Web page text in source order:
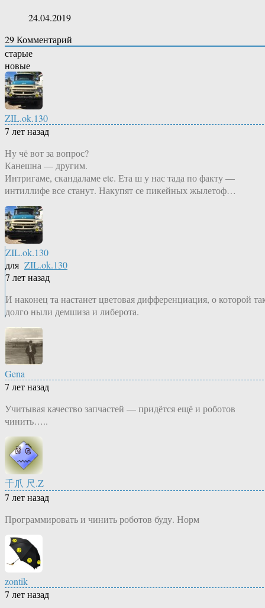
24.04.2019
29Комментарий
старые
новые
ZIL.ok.130
7 лет назад
Ну чё вот за вопрос?
Канешна — другим.
Интригаме, скандаламе etc. Ета ш у нас тада по факту —
интиллифе все станут. Накупят се пикейных жылетоф…
ZIL.ok.130
для ZIL.ok.130
7 лет назад
И наконец та настанет цветовая дифференциация, о которой
долго ныли демшиза и либерота.
Gena
7 лет назад
Учитывая качество запчастей — придётся ещё и роботов
чинить…..
千爪 尺.Z
7 лет назад
Программировать и чинить роботов буду. Норм
zontik
7 лет назад